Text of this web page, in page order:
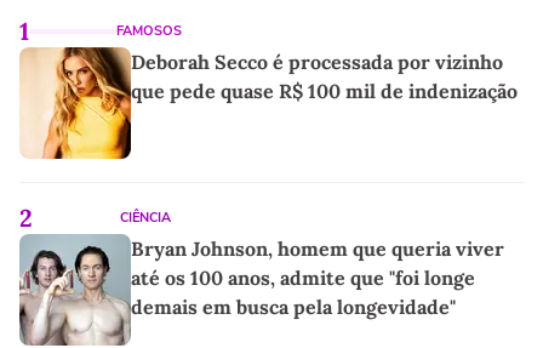
1 FAMOSOS
Deborah Secco é processada por vizinho
que pede quase R$ 100 mil de indenização
2 CIÊNCIA
Bryan Johnson, homem que queria viver
até os 100 anos, admite que "foi longe
demais em busca pela longevidade"